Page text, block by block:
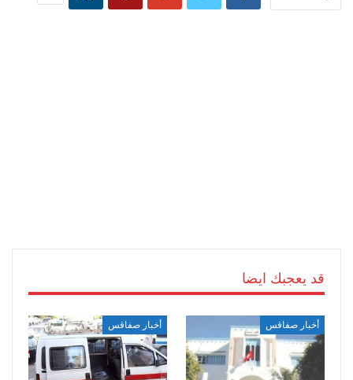
قد يعجبك ايضا
أخبار صفاقس أخبار صفاقس